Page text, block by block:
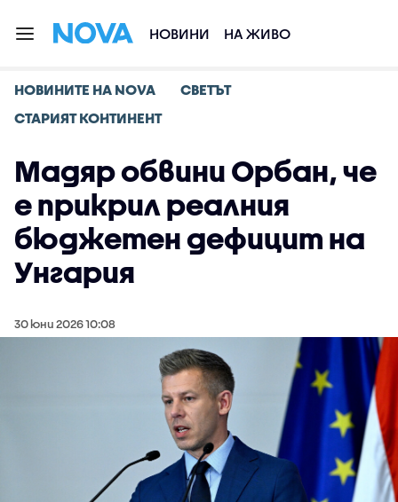
НОВИНИ НА ЖИВО
НОВИНИТЕ НА NOVA
СВЕТЪТ
СТАРИЯТ КОНТИНЕНТ
Мадяр обвини Орбан, че
е прикрил реалния
бюджетен дефицит на
Унгария
30 юни 2026 10:08